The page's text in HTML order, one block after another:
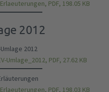
PDF, 198.05 KB
2012
2012
Umlage_2012, PDF, 27.62 KB
PDF, 198.03 KB